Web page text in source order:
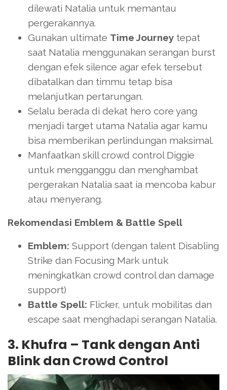
dilewati Natalia untuk memantau
pergerakannya.
Gunakan ultimate Time Journey tepat
saat Natalia menggunakan serangan burst
dengan efek silence agar efek tersebut
dibatalkan dan timmu tetap bisa
melanjutkan pertarungan.
Selalu berada di dekat hero core yang
menjadi target utama Natalia agar kamu
bisa memberikan perlindungan maksimal.
Manfaatkan skill crowd control Diggie
untuk mengganggu dan menghambat
pergerakan Natalia saat ia mencoba kabur
atau menyerang.
Rekomendasi Emblem & Battle Spell
Emblem: Support (dengan talent Disabling
Strike dan Focusing Mark untuk
meningkatkan crowd control dan damage
support)
Battle Spell: Flicker, untuk mobilitas dan
escape saat menghadapi serangan Natalia.
3. Khufra – Tank dengan Anti
Blink dan Crowd Control